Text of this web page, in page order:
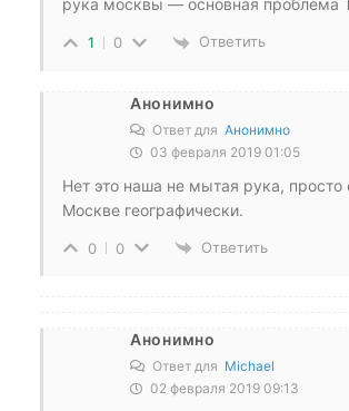
рука москвы — основная проблема
1 0 Ответить
Анонимно
Ответ для Анонимно
03 февраля 2019 01:05
Нет это наша не мытая рука, просто
Москве географически.
0 0 Ответить
Анонимно
Ответ для Michael
02 февраля 2019 09:13